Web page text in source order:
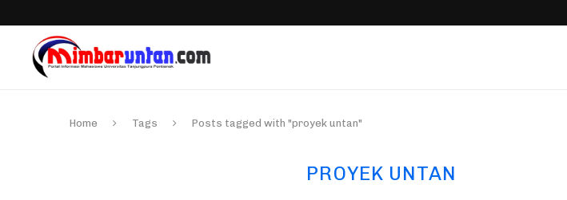
Home Tags Posts tagged with "proyek untan"
PROYEK UNTAN